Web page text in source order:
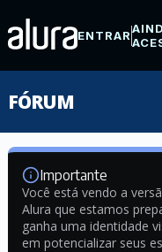
ENTRAR
FÓRUM
Importante
Você está vendo a
Alura que estamos
ganha uma identidade
em potencializar seus